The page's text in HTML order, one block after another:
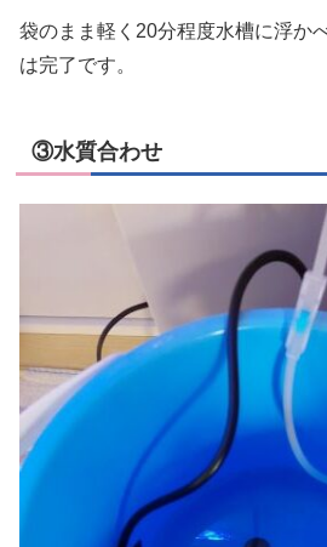
袋のまま軽く20分程度水槽に浮か
は完了です。
③水質合わせ